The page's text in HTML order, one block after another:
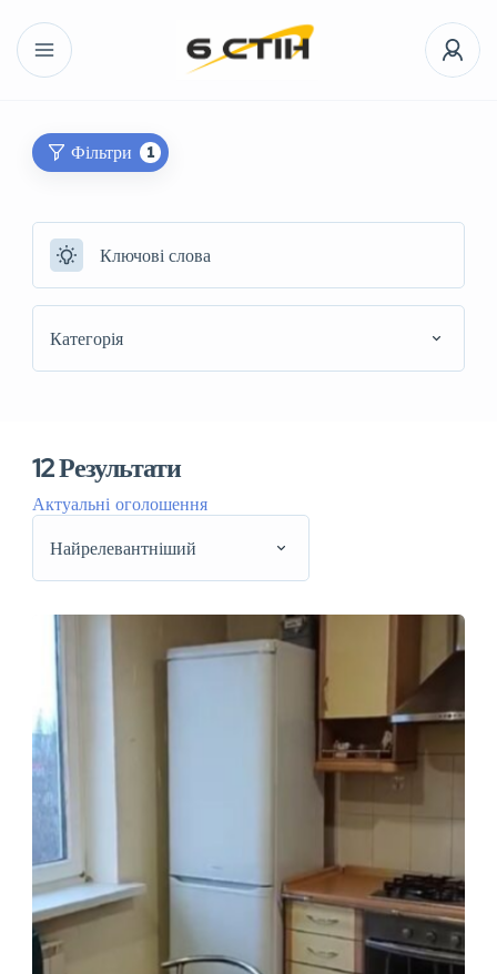
Фільтри 1
Категорія
12Результати
Актуальні оголошення
Найрелевантніший